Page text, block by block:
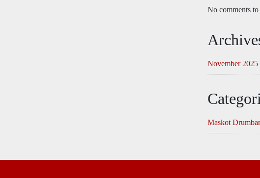
No comments to
November 2025
Maskot